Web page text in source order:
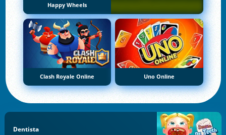
Happy Wheels
Clash Royale Online Uno Online
Dentista